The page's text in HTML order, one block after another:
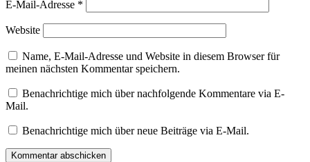
E-Mail-Adresse *
Website
Name, E-Mail-Adresse und Website in diesem Browser für
meinen nächsten Kommentar speichern.
Benachrichtige mich über nachfolgende Kommentare via E-
Mail.
Benachrichtige mich über neue Beiträge via E-Mail.